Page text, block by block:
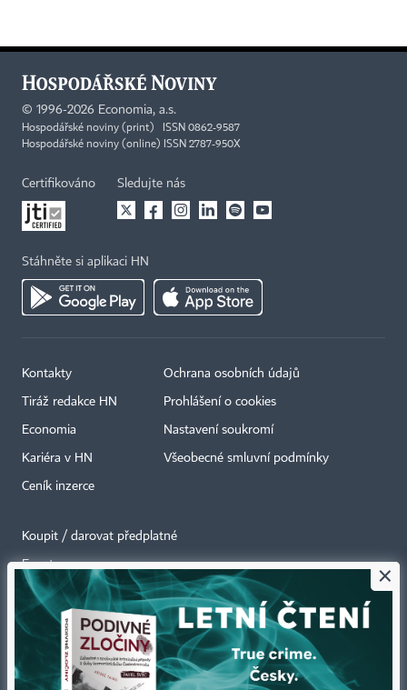
© 1996-2026 Economia, a.s.
Hospodářské noviny (print) ISSN 0862-9587
Hospodářské noviny (online) ISSN 2787-950X
Certifikováno Sledujte nás
Stáhněte si aplikaci HN
Kontakty
Tiráž redakce HN
Economia
Kariéra v HN
Ceník inzerce
Ochrana osobních údajů
Prohlášení o cookies
Nastavení soukromí
Všeobecné smluvní podmínky
Koupit / darovat předplatné
Eventy
Newslettery
RSS kanály
×